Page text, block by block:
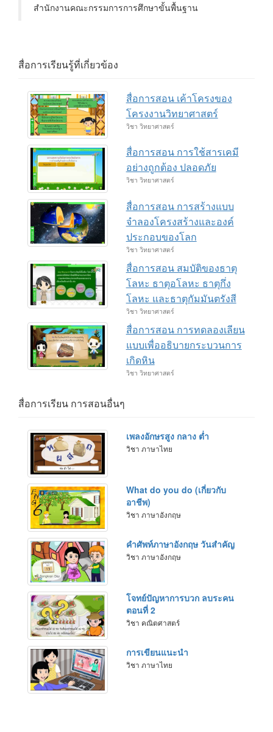
สำนักงานคณะกรรมการการศึกษาขั้นพื้นฐาน
สื่อการเรียนรู้ที่เกี่ยวข้อง
สื่อการสอน เค้าโครงของ
โครงงานวิทยาศาสตร์
วิชา วิทยาศาสตร์
สื่อการสอน การใช้สารเคมี
อย่างถูกต้อง ปลอดภัย
วิชา วิทยาศาสตร์
สื่อการสอน การสร้างแบบ
จำลองโครงสร้างและองค์
ประกอบของโลก
วิชา วิทยาศาสตร์
สื่อการสอน สมบัติของธาตุ
โลหะ ธาตุอโลหะ ธาตุกึ่ง
โลหะ และธาตุกัมมันตรังสี
วิชา วิทยาศาสตร์
สื่อการสอน การทดลองเลียน
แบบเพื่ออธิบายกระบวนการ
เกิดหิน
วิชา วิทยาศาสตร์
สื่อการเรียน การสอนอื่นๆ
เพลงอักษรสูง กลาง ต่ำ
วิชา ภาษาไทย
What do you do (เกี่ยวกับ
อาชีพ)
วิชา ภาษาอังกฤษ
คำศัพท์ภาษาอังกฤษ วันสำคัญ
วิชา ภาษาอังกฤษ
โจทย์ปัญหาการบวก ลบระคน
ตอนที่ 2
วิชา คณิตศาสตร์
การเขียนแนะนำ
วิชา ภาษาไทย